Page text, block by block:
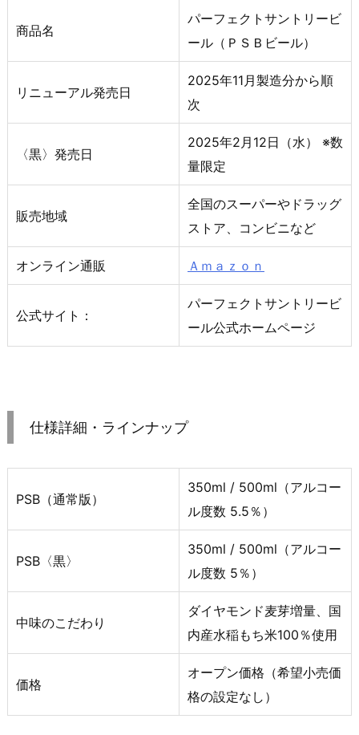
商品名
パーフェクトサントリービ
ール（ＰＳＢビール）
リニューアル発売日
2025年11月製造分から順
次
〈黒〉発売日
2025年2月12日（水） ※数
量限定
販売地域
全国のスーパーやドラッグ
ストア、コンビニなど
オンライン通販 Ａｍａｚｏｎ
公式サイト：
パーフェクトサントリービ
ール公式ホームページ
仕様詳細・ラインナップ
PSB（通常版）
350ml / 500ml（アルコー
ル度数 5.5％）
PSB〈黒〉
350ml / 500ml（アルコー
ル度数 5％）
中味のこだわり
ダイヤモンド麦芽増量、国
内産水稲もち米100％使用
価格
オープン価格（希望小売価
格の設定なし）